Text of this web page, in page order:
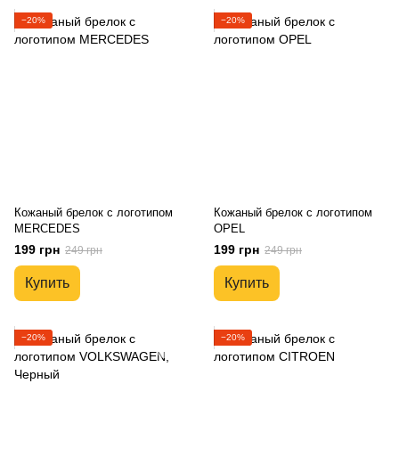
−20%
Кожаный брелок с логотипом
MERCEDES
199 грн 249 грн
Купить
−20%
Кожаный брелок с логотипом
OPEL
199 грн 249 грн
Купить
−20% −20%